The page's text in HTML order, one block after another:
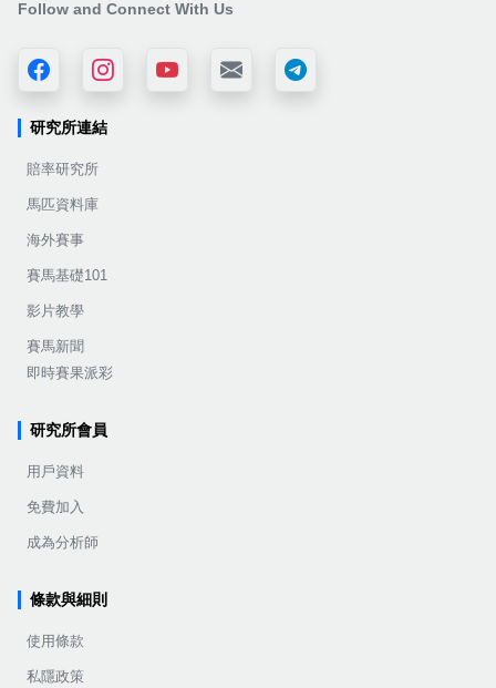
Follow and Connect With Us
研究所連結
賠率研究所
馬匹資料庫
海外賽事
賽馬基礎101
影片教學
賽馬新聞
即時賽果派彩
研究所會員
用戶資料
免費加入
成為分析師
條款與細則
使用條款
私隱政策